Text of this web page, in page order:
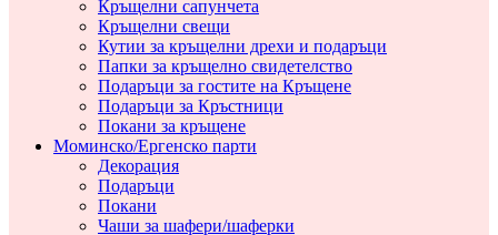
Кръщелни сапунчета
Кръщелни свещи
Кутии за кръщелни дрехи и подаръци
Папки за кръщелно свидетелство
Подаръци за гостите на Кръщене
Подаръци за Кръстници
Покани за кръщене
Моминско/Ергенско парти
Декорация
Подаръци
Покани
Чаши за шафери/шаферки